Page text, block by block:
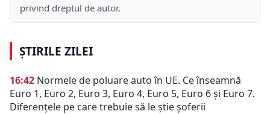
privind dreptul de autor.
ȘTIRILE ZILEI
16:42 Normele de poluare auto în UE. Ce înseamnă
Euro 1, Euro 2, Euro 3, Euro 4, Euro 5, Euro 6 și Euro 7.
Diferențele pe care trebuie să le știe șoferii